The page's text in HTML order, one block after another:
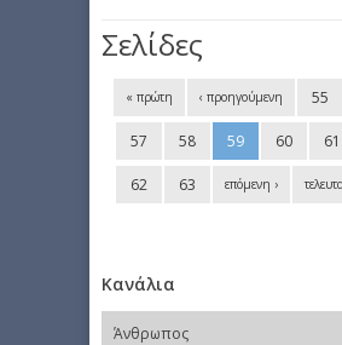
Σελίδες
« πρώτη ‹ προηγούμενη 55
57 58 59 60 61
62 63 επόμενη ›
Κανάλια
Άνθρωπος